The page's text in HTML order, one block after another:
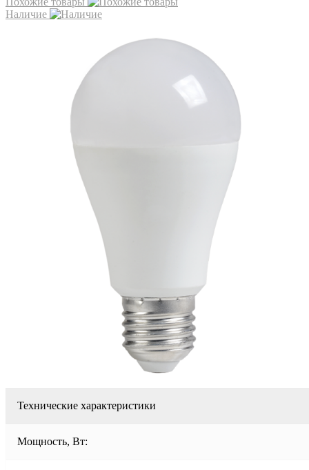
Наличие
Технические характеристики
Мощность, Вт: